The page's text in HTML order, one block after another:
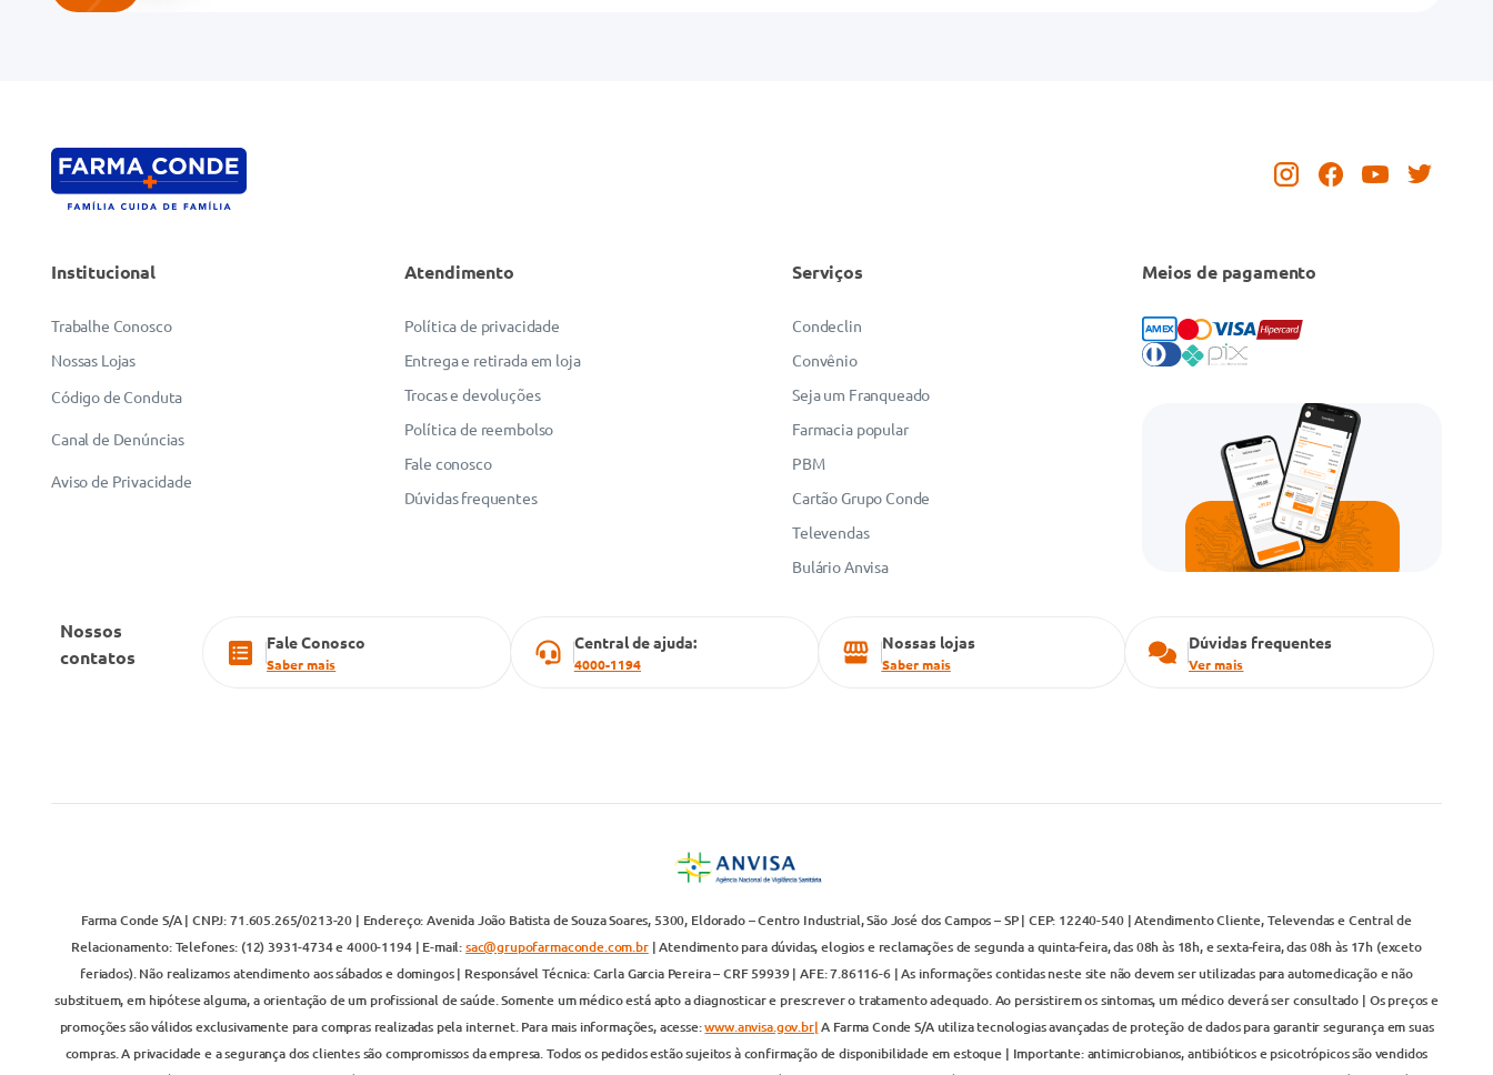
Institucional
Trabalhe Conosco
Nossas Lojas
Código de Conduta
Canal de Denúncias
Aviso de Privacidade
Atendimento
Política de privacidade
Entrega e retirada em loja
Trocas e devoluções
Política de reembolso
Fale conosco
Dúvidas frequentes
Serviços
Condeclin
Convênio
Seja um Franqueado
Farmacia popular
PBM
Cartão Grupo Conde
Televendas
Bulário Anvisa
Meios de pagamento
Nossos
contatos
Fale Conosco
Saber mais
Central de ajuda:
4000-1194
Nossas lojas
Saber mais
Dúvidas frequentes
Ver mais
Farma Conde S/A | CNPJ: 71.605.265/0213-20 | Endereço: Avenida João Batista de Souza Soares, 5300, Eldorado – Centro Industrial, São José dos Campos – SP | CEP: 12240-540 | Atendimento Cliente, Televendas e Central de
Relacionamento: Telefones: (12) 3931-4734 e 4000-1194 | E-mail:sac@grupofarmaconde.com.br| Atendimento para dúvidas, elogios e reclamações de segunda a quinta-feira, das 08h às 18h, e sexta-feira, das 08h às 17h (exceto
feriados). Não realizamos atendimento aos sábados e domingos | Responsável Técnica: Carla Garcia Pereira – CRF 59939 | AFE: 7.86116-6 | As informações contidas neste site não devem ser utilizadas para automedicação e não
substituem, em hipótese alguma, a orientação de um profissional de saúde. Somente um médico está apto a diagnosticar e prescrever o tratamento adequado. Ao persistirem os sintomas, um médico deverá ser consultado | Os preços e
promoções são válidos exclusivamente para compras realizadas pela internet. Para mais informações, acesse:www.anvisa.gov.br|A Farma Conde S/A utiliza tecnologias avançadas de proteção de dados para garantir segurança em suas
compras. A privacidade e a segurança dos clientes são compromissos da empresa. Todos os pedidos estão sujeitos à confirmação de disponibilidade em estoque | Importante: antimicrobianos, antibióticos e psicotrópicos são vendidos